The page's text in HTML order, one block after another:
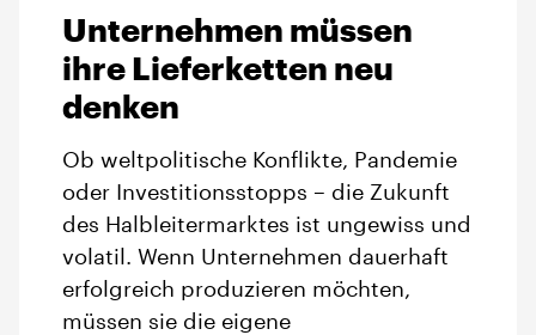
Unternehmen müssen
ihre Lieferketten neu
denken
Ob weltpolitische Konflikte, Pandemie
oder Investitionsstopps – die Zukunft
des Halbleitermarktes ist ungewiss und
volatil. Wenn Unternehmen dauerhaft
erfolgreich produzieren möchten,
müssen sie die eigene